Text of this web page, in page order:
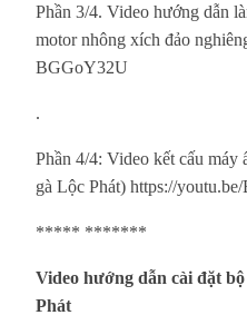
Phần 3/4. Video hướng dẫn
motor nhông xích đảo
BGGoY32U
.
Phần 4/4: Video kết cấu
gà Lộc Phát) https://
***** *******
Video hướng dẫn cài đặt
Phát